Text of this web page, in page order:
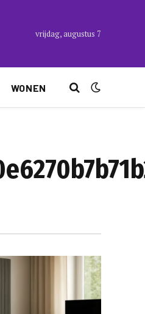
vrijdag, augustus 7
WONEN